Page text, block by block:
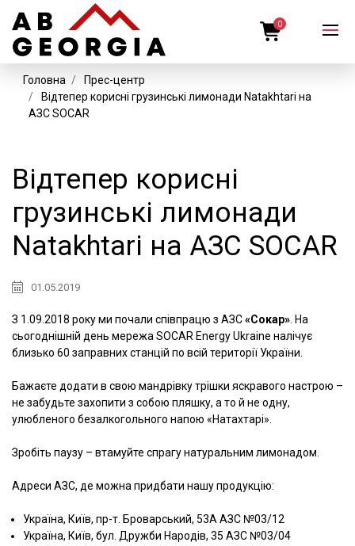
0
Головна
Прес-центр
Відтепер корисні грузинські лимонади Natakhtari на
АЗС SOCAR
Відтепер корисні
грузинські лимонади
Natakhtari на АЗС SOCAR
01.05.2019
З 1.09.2018 року ми почали співпрацю з АЗС«Сокар». На
сьогоднішній день мережа SOCAR Energy Ukraine налічує
близько 60 заправних станцій по всій території України.
Бажаєте додати в свою мандрівку трішки яскравого настрою –
не забудьте захопити з собою пляшку, а то й не одну,
улюбленого безалкогольного напою «Натахтарі».
Зробіть паузу – втамуйте спрагу натуральним лимонадом.
Адреси АЗС, де можна придбати нашу продукцію:
Україна, Київ, пр-т. Броварський, 53А АЗС №03/12
Україна, Київ, бул. Дружби Народів, 35 АЗС №03/04